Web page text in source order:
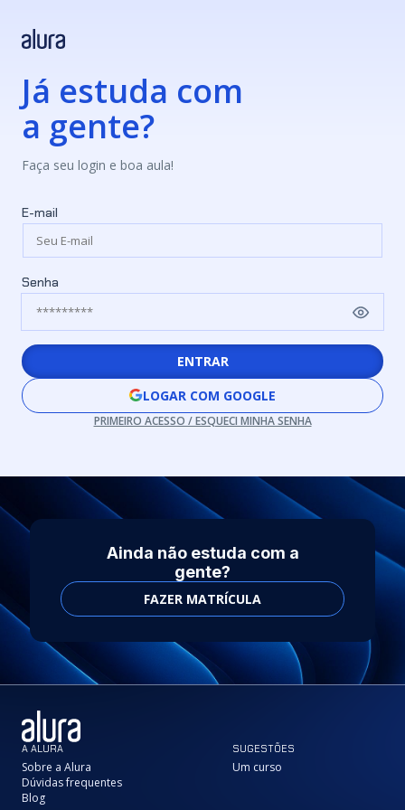
Já estuda com
a gente?
Faça seu login e boa aula!
E-mail
Senha
ENTRAR
LOGAR COM GOOGLE
PRIMEIRO ACESSO / ESQUECI MINHA SENHA
Ainda não estuda com a
gente?
FAZER MATRÍCULA
A ALURA
Sobre a Alura
Dúvidas frequentes
Blog
SUGESTÕES
Um curso